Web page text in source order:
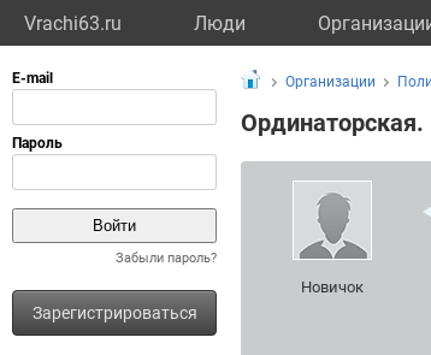
Vrachi63.ru Люди
Забыли пароль?
Зарегистрироваться
Организации
Ординаторская.
Новичок